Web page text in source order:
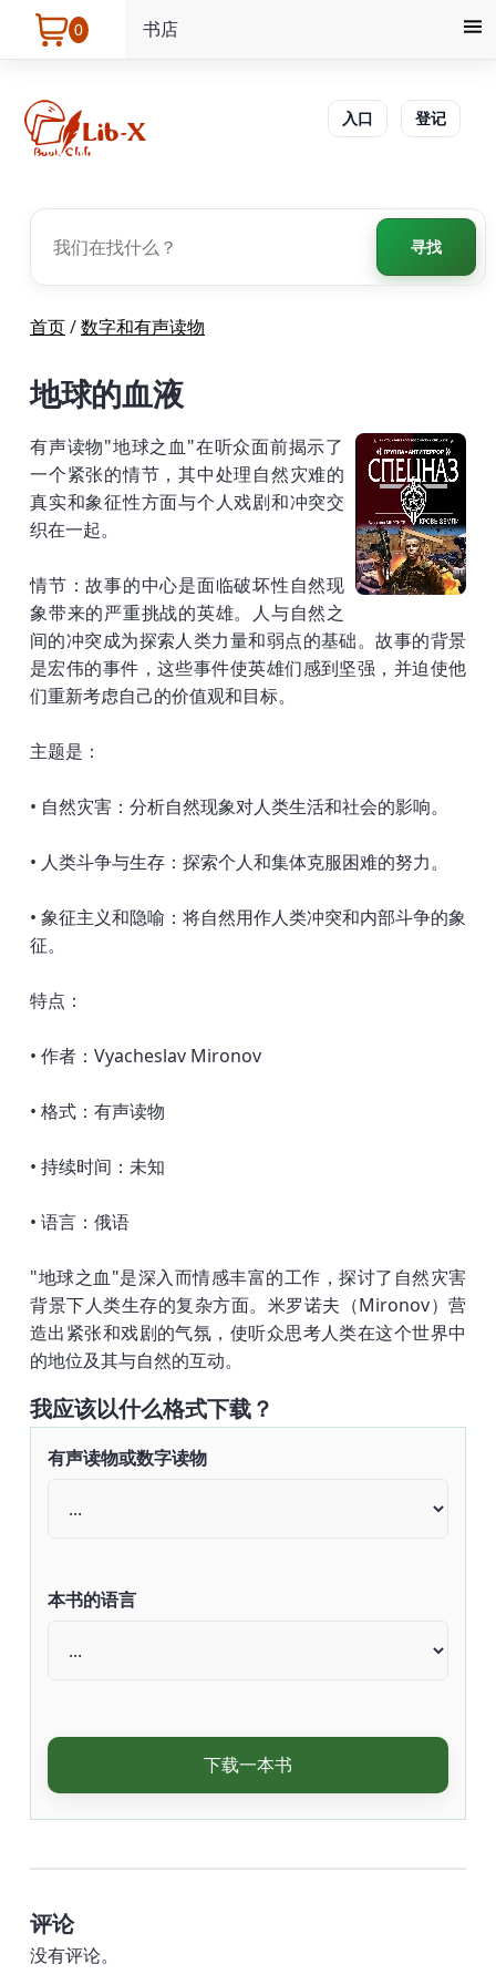
0 书店
入口 登记
寻找
首页/数字和有声读物
地球的血液
有声读物"地球之血"在听众面前揭示了
一个紧张的情节，其中处理自然灾难的
真实和象征性方面与个人戏剧和冲突交
织在一起。
情节：故事的中心是面临破坏性自然现
象带来的严重挑战的英雄。人与自然之
间的冲突成为探索人类力量和弱点的基础。故事的背景
是宏伟的事件，这些事件使英雄们感到坚强，并迫使他
们重新考虑自己的价值观和目标。
主题是：
• 自然灾害：分析自然现象对人类生活和社会的影响。
• 人类斗争与生存：探索个人和集体克服困难的努力。
• 象征主义和隐喻：将自然用作人类冲突和内部斗争的象
征。
特点：
• 作者：Vyacheslav Mironov
• 格式：有声读物
• 持续时间：未知
• 语言：俄语
"地球之血"是深入而情感丰富的工作，探讨了自然灾害
背景下人类生存的复杂方面。米罗诺夫（Mironov）营
造出紧张和戏剧的气氛，使听众思考人类在这个世界中
的地位及其与自然的互动。
我应该以什么格式下载？
有声读物或数字读物
本书的语言
下载一本书
评论
没有评论。